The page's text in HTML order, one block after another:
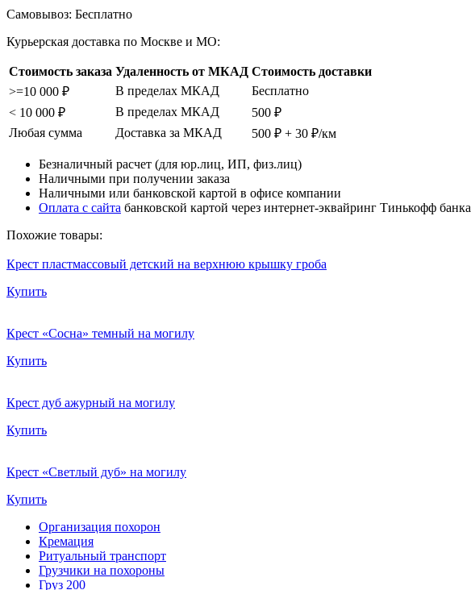
Самовывоз: Бесплатно
Курьерская доставка по Москве и МО:
Стоимость заказа Удаленность от МКАД Стоимость доставки
>=10 000 ₽
В пределах МКАД
Бесплатно
< 10 000 ₽
В пределах МКАД
500 ₽
Любая сумма
Доставка за МКАД 500 ₽ + 30 ₽/км
Безналичный расчет (для юр.лиц, ИП, физ.лиц)
Наличными при получении заказа
Наличными или банковской картой в офисе компании
Оплата с сайта банковской картой через интернет-эквайринг Тинькофф банка
Похожие товары:
Крест пластмассовый детский на верхнюю крышку гроба
Купить
Крест «Сосна» темный на могилу
Купить
Крест дуб ажурный на могилу
Купить
Крест «Светлый дуб» на могилу
Купить
Организация похорон
Кремация
Ритуальный транспорт
Грузчики на похороны
Груз 200